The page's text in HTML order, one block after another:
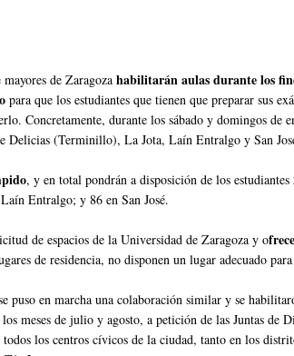
de Zaragoza habilitarán aulas durante los
para que los estudiantes que tienen que preparar sus
Concretamente, durante los sábado y domingos de
Delicias (Terminillo), La Jota, Laín Entralgo y San
, y en total pondrán a disposición de los estudiantes
Entralgo; y 86 en San José.
de espacios de la Universidad de Zaragoza y o
de residencia, no disponen un lugar adecuado
puso en marcha una colaboración similar y se
meses de julio y agosto, a petición de las Juntas de
los centros cívicos de la ciudad, tanto en los